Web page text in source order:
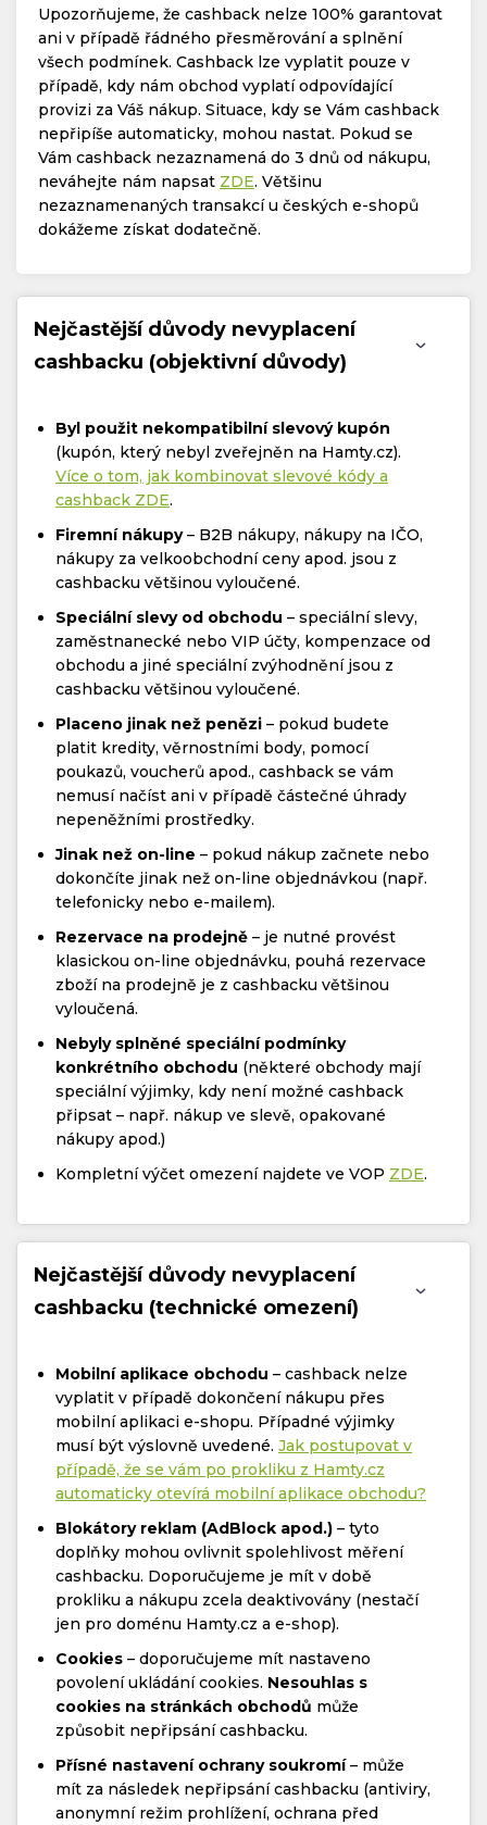
Upozorňujeme, že cashback nelze 100% garantovat
ani v případě řádného přesměrování a splnění
všech podmínek. Cashback lze vyplatit pouze v
případě, kdy nám obchod vyplatí odpovídající
provizi za Váš nákup. Situace, kdy se Vám cashback
nepřipíše automaticky, mohou nastat. Pokud se
Vám cashback nezaznamená do 3 dnů od nákupu,
neváhejte nám napsat ZDE. Většinu
nezaznamenaných transakcí u českých e-shopů
dokážeme získat dodatečně.
Nejčastější důvody nevyplacení
cashbacku (objektivní důvody)
Byl použit nekompatibilní slevový kupón
(kupón, který nebyl zveřejněn na Hamty.cz).
Více o tom, jak kombinovat slevové kódy a
cashback ZDE.
Firemní nákupy– B2B nákupy, nákupy na IČO,
nákupy za velkoobchodní ceny apod. jsou z
cashbacku většinou vyloučené.
Speciální slevy od obchodu – speciální slevy,
zaměstnanecké nebo VIP účty, kompenzace od
obchodu a jiné speciální zvýhodnění jsou z
cashbacku většinou vyloučené.
Placeno jinak než penězi – pokud budete
platit kredity, věrnostními body, pomocí
poukazů, voucherů apod., cashback se vám
nemusí načíst ani v případě částečné úhrady
nepeněžními prostředky.
Jinak než on-line – pokud nákup začnete nebo
dokončíte jinak než on-line objednávkou (např.
telefonicky nebo e-mailem).
Rezervace na prodejně – je nutné provést
klasickou on-line objednávku, pouhá rezervace
zboží na prodejně je z cashbacku většinou
vyloučená.
Nebyly splněné speciální podmínky
konkrétního obchodu (některé obchody mají
speciální výjimky, kdy není možné cashback
připsat – např. nákup ve slevě, opakované
nákupy apod.)
Kompletní výčet omezení najdete ve VOP ZDE.
Nejčastější důvody nevyplacení
cashbacku (technické omezení)
Mobilní aplikace obchodu – cashback nelze
vyplatit v případě dokončení nákupu přes
mobilní aplikaci e-shopu. Případné výjimky
musí být výslovně uvedené. Jak postupovat v
případě, že se vám po prokliku z Hamty.cz
automaticky otevírá mobilní aplikace obchodu?
Blokátory reklam (AdBlock apod.) – tyto
doplňky mohou ovlivnit spolehlivost měření
cashbacku. Doporučujeme je mít v době
prokliku a nákupu zcela deaktivovány (nestačí
jen pro doménu Hamty.cz a e-shop).
Cookies – doporučujeme mít nastaveno
povolení ukládání cookies. Nesouhlas s
cookies na stránkách obchodů může
způsobit nepřipsání cashbacku.
Přísné nastavení ochrany soukromí– může
mít za následek nepřipsání cashbacku (antiviry,
anonymní režim prohlížení, ochrana před